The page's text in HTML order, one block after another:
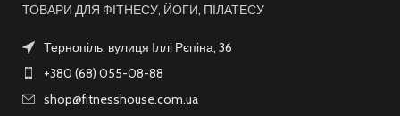
ТОВАРИ ДЛЯ ФІТНЕСУ, ЙОГИ, ПІЛАТЕСУ
Тернопіль, вулиця Іллі Рєпіна, 36
+380 (68) 055-08-88
shop@fitnesshouse.com.ua